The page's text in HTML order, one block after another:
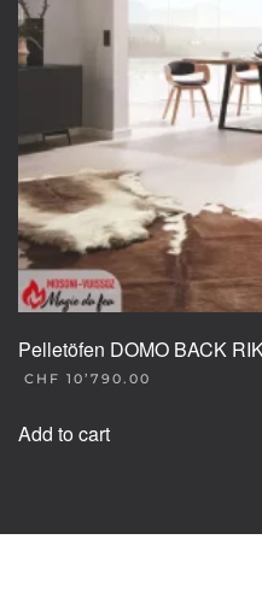
Pelletöfen DOMO BACK
CHF 10’790.00
Add to cart